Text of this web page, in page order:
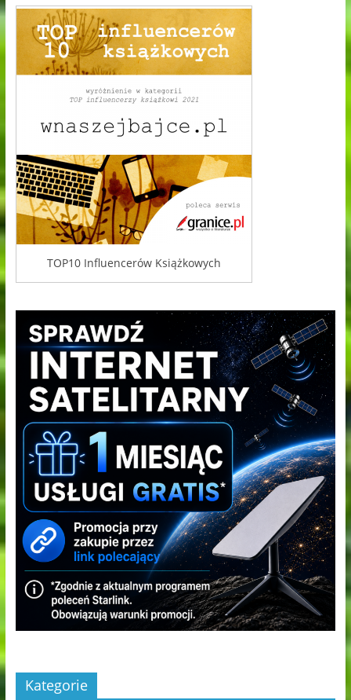
TOP10 Influencerów Książkowych
Kategorie